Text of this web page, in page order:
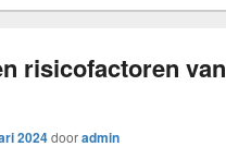
risicofactoren van
2024dooradmin